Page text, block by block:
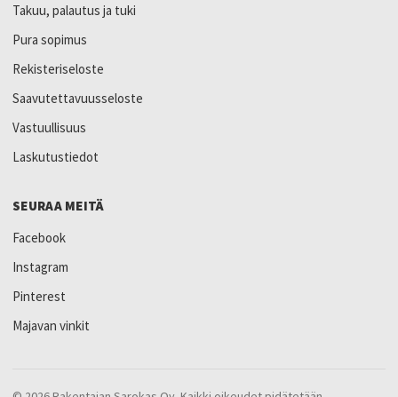
Takuu, palautus ja tuki
Pura sopimus
Rekisteriseloste
Saavutettavuusseloste
Vastuullisuus
Laskutustiedot
SEURAA MEITÄ
Facebook
Instagram
Pinterest
Majavan vinkit